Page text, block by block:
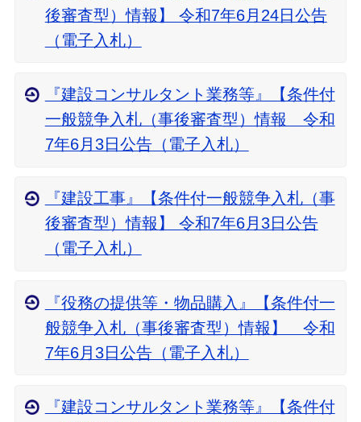
後審査型）情報】 令和7年6月24日公告
（電子入札）
『建設コンサルタント業務等』【条件付
一般競争入札（事後審査型）情報 令和
7年6月3日公告（電子入札）
『建設工事』【条件付一般競争入札（事
後審査型）情報】 令和7年6月3日公告
（電子入札）
『役務の提供等・物品購入』【条件付一
般競争入札（事後審査型）情報】 令和
7年6月3日公告（電子入札）
『建設コンサルタント業務等』【条件付